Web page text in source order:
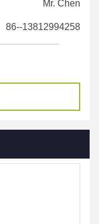
Mr. Chen
86--13812994258